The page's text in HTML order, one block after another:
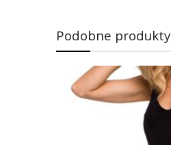
Podobne produkty